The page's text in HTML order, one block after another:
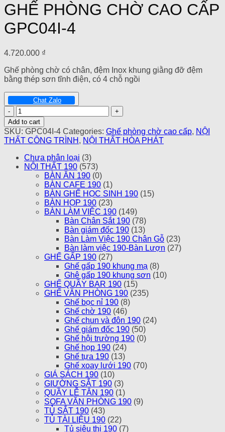
GHẾ PHÒNG CHỜ CAO CẤP
GPC04I-4
4.720.000 ₫
Ghế phòng chờ có chân, đệm Inox khung giằng đỡ đệm
bằng thép sơn tĩnh điện, có 4 chỗ ngồi
Chat Zalo
GHẾ
PHÒNG
CHỜ
CAO
CẤP
GPC04I-
4
quantity
Add to cart
SKU: GPC04I-4 Categories: Ghế phòng chờ cao cấp, NỘI
THẤT CÔNG TRÌNH , NỘI THẤT HÒA PHÁT
Chưa phân loại (3)
NỘI THẤT 190 (573)
BÀN ĂN 190 (0)
BÀN CAFE 190 (1)
BÀN GHẾ HỌC SINH 190 (15)
BÀN HỌP 190 (23)
BÀN LÀM VIỆC 190 (149)
Bàn Chân Sắt 190 (78)
Bàn giám đốc 190 (13)
Bàn Làm Việc 190 Chân Gỗ (23)
Bàn làm việc 190-Bàn Lượn (27)
GHẾ GẤP 190 (27)
Ghế gấp 190 khung mạ (8)
Ghê gấp 190 khung sơn (10)
GHẾ QUẦY BAR 190 (15)
GHẾ VĂN PHÒNG 190 (235)
Ghế bọc nỉ 190 (8)
Ghế chờ 190 (46)
Ghế chun và đôn 190 (24)
Ghế giám đốc 190 (50)
Ghế hội trường 190 (0)
Ghế họp 190 (24)
Ghế tựa 190 (13)
Ghế xoay lưới 190 (70)
GIÁ SÁCH 190 (10)
GIƯỜNG SẮT 190 (3)
QUẦY LỄ TÂN 190 (1)
SOFA VĂN PHÒNG 190 (9)
TỦ SẮT 190 (43)
TỦ TÀI LIỆU 190 (22)
Tủ siêu thị 190 (7)